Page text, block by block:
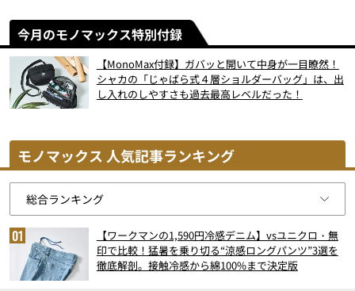
今月のモノマックス特別付録
【MonoMax付録】ガバッと開いて中身が一目瞭然！
シャカの「じゃばら式４層ショルダーバッグ」は、出
し入れのしやすさも過去最高レベルだった！
モノマックス 人気記事ランキング
【ワークマンの1,590円冷感デニム】vsユニクロ・無
印で比較！猛暑を乗り切る“涼感ロングパンツ”3選を
徹底解剖。接触冷感から綿100%まで決定版